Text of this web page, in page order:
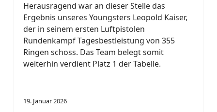
Herausragend war an dieser Stelle das
Ergebnis unseres Youngsters Leopold Kaiser,
der in seinem ersten Luftpistolen
Rundenkampf Tagesbestleistung von 355
Ringen schoss. Das Team belegt somit
weiterhin verdient Platz 1 der Tabelle.
19. Januar 2026